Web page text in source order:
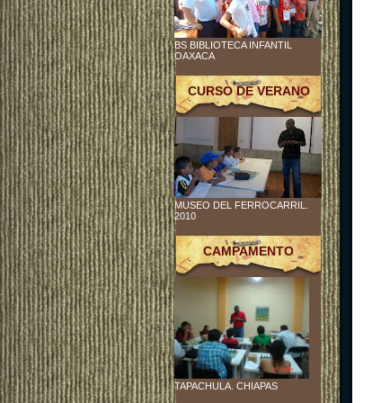
BS BIBLIOTECA INFANTIL
OAXACA
CURSO DE VERANO
MUSEO DEL FERROCARRIL.
2010
CAMPAMENTO
TAPACHULA. CHIAPAS